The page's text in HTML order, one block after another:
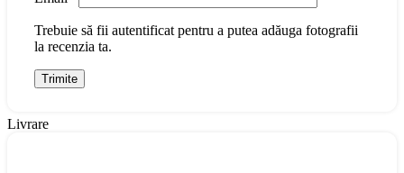
Trebuie să fii autentificat pentru a putea adăuga fotografii
la recenzia ta.
Livrare